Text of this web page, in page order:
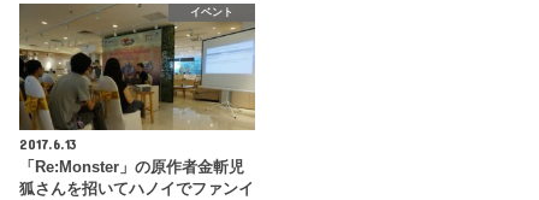
イベント
2017.6.13
「Re:Monster」の原作者金斬児
狐さんを招いてハノイでファンイ